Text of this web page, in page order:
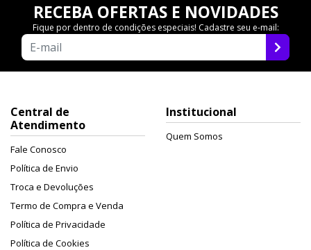
RECEBA OFERTAS E NOVIDADES
Fique por dentro de condições especiais! Cadastre seu e-mail:
Central de
Atendimento
Fale Conosco
Política de Envio
Troca e Devoluções
Termo de Compra e Venda
Política de Privacidade
Política de Cookies
Institucional
Quem Somos